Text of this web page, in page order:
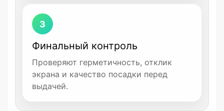
3
Финальный контроль
Проверяют герметичность, отклик
экрана и качество посадки перед
выдачей.